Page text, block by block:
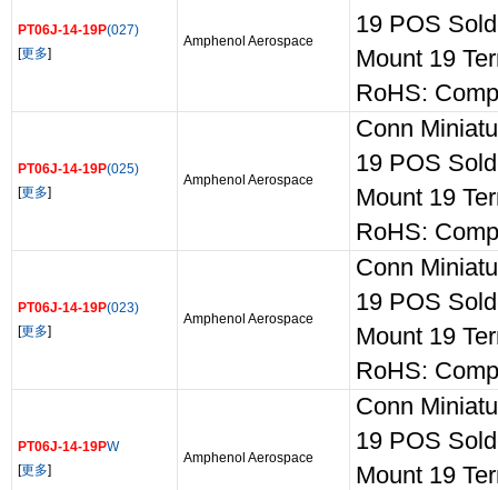
PT06J-14-19P(027)
[更多]
Amphenol Aerospace
19 POS
Mount 19
RoHS:
PT06J-14-19P(025)
[更多]
Amphenol Aerospace
Conn
19 POS
Mount 19
RoHS:
PT06J-14-19P(023)
[更多]
Amphenol Aerospace
Conn
19 POS
Mount 19
RoHS:
PT06J-14-19PW
[更多]
Amphenol Aerospace
Conn
19 POS
Mount 19